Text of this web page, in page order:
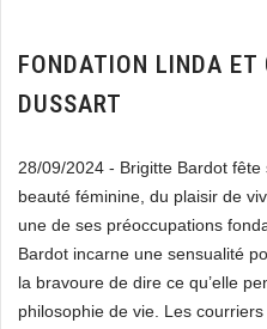
FONDATION LINDA ET
DUSSART
28/09/2024 - Brigitte Bardot
beauté féminine, du plaisir de
une de ses préoccupations
Bardot incarne une sensualité
la bravoure de dire ce qu’elle
philosophie de vie. Les